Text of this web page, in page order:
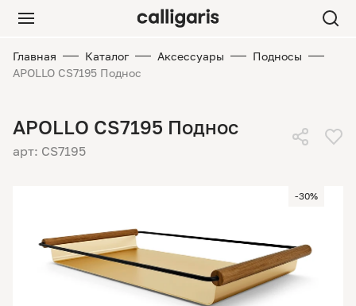
Главная Каталог Аксессуары
Подносы
APOLLO CS7195 Поднос
APOLLO CS7195 Поднос
арт: CS7195
-30%